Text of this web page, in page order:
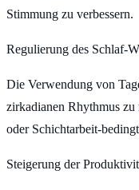
Stimmung zu verbessern.
Regulierung des Schlaf-
Die Verwendung von
zirkadianen Rhythmus
oder Schichtarbeit-
Steigerung der